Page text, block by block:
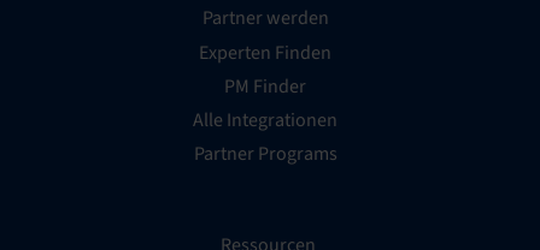
Partner werden
Experten Finden
PM Finder
Alle Integrationen
Partner Programs